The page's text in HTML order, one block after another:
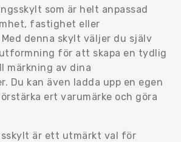
som är helt anpassad
fastighet eller
denna skylt väljer du själv
för att skapa en tydlig
märkning av dina
Du kan även ladda upp en egen
ert varumärke och göra
är ett utmärkt val för